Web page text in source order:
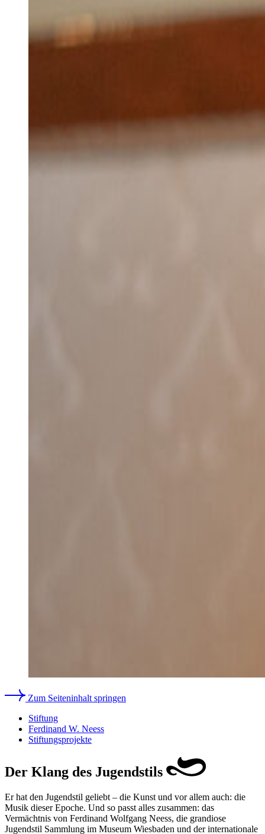
Zum Seiteninhalt springen
Stiftung
Ferdinand W. Neess
Stiftungsprojekte
Der Klang des Jugendstils
Er hat den Jugendstil geliebt – die Kunst und vor allem auch: die
Musik dieser Epoche. Und so passt alles zusammen: das
Vermächtnis von Ferdinand Wolfgang Neess, die grandiose
Jugendstil Sammlung im Museum Wiesbaden und der internationale